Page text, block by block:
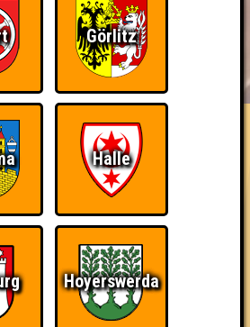
RESERVIERUNG
ÜBER UNS
den 3. Platz
nicht erreicht ~
Görlitz
Halle
Hoyerswerda